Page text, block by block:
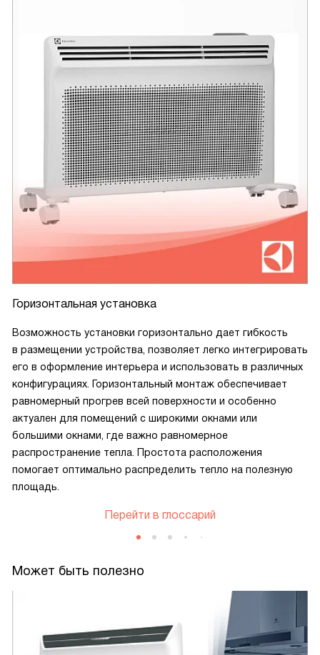
Горизонтальная установка
Возможность установки горизонтально дает гибкость
в размещении устройства, позволяет легко интегрировать
его в оформление интерьера и использовать в различных
конфигурациях. Горизонтальный монтаж обеспечивает
равномерный прогрев всей поверхности и особенно
актуален для помещений с широкими окнами или
большими окнами, где важно равномерное
распространение тепла. Простота расположения
помогает оптимально распределить тепло на полезную
площадь.
Перейти в глоссарий
Может быть полезно